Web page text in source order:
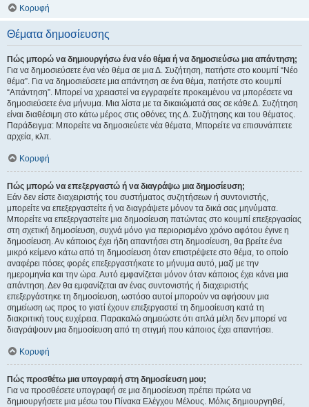
Κορυφή
Θέματα δημοσίευσης
Πώς μπορώ να δημιουργήσω ένα νέο θέμα ή να δημοσιεύσω μια απάντηση;
Για να δημοσιεύσετε ένα νέο θέμα σε μια Δ. Συζήτηση, πατήστε στο κουμπί “Νέο
θέμα”. Για να δημοσιεύσετε μια απάντηση σε ένα θέμα, πατήστε στο κουμπί
“Απάντηση”. Μπορεί να χρειαστεί να εγγραφείτε προκειμένου να μπορέσετε να
δημοσιεύσετε ένα μήνυμα. Μια λίστα με τα δικαιώματά σας σε κάθε Δ. Συζήτηση
είναι διαθέσιμη στο κάτω μέρος στις οθόνες της Δ. Συζήτησης και του θέματος.
Παράδειγμα: Μπορείτε να δημοσιεύετε νέα θέματα, Μπορείτε να επισυνάπτετε
αρχεία, κλπ.
Κορυφή
Πώς μπορώ να επεξεργαστώ ή να διαγράψω μια δημοσίευση;
Εάν δεν είστε διαχειριστής του συστήματος συζητήσεων ή συντονιστής,
μπορείτε να επεξεργαστείτε ή να διαγράψετε μόνον τα δικά σας μηνύματα.
Μπορείτε να επεξεργαστείτε μια δημοσίευση πατώντας στο κουμπί επεξεργασίας
στη σχετική δημοσίευση, συχνά μόνο για περιορισμένο χρόνο αφότου έγινε η
δημοσίευση. Αν κάποιος έχει ήδη απαντήσει στη δημοσίευση, θα βρείτε ένα
μικρό κείμενο κάτω από τη δημοσίευση όταν επιστρέψετε στο θέμα, το οποίο
αναφέρει πόσες φορές επεξεργαστήκατε το μήνυμα αυτό, μαζί με την
ημερομηνία και την ώρα. Αυτό εμφανίζεται μόνον όταν κάποιος έχει κάνει μια
απάντηση. Δεν θα εμφανίζεται αν ένας συντονιστής ή διαχειριστής
επεξεργάστηκε τη δημοσίευση, ωστόσο αυτοί μπορούν να αφήσουν μια
σημείωση ως προς το γιατί έχουν επεξεργαστεί τη δημοσίευση κατά τη
διακριτική τους ευχέρεια. Παρακαλώ σημειώστε ότι απλά μέλη δεν μπορεί να
διαγράψουν μια δημοσίευση από τη στιγμή που κάποιος έχει απαντήσει.
Κορυφή
Πώς προσθέτω μια υπογραφή στη δημοσίευση μου;
Για να προσθέσετε υπογραφή σε μια δημοσίευση πρέπει πρώτα να
δημιουργήσετε μια μέσω του Πίνακα Ελέγχου Μέλους. Μόλις δημιουργηθεί,